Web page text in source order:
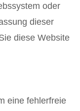
oder
dieser
diese Website
eine fehlerfreie